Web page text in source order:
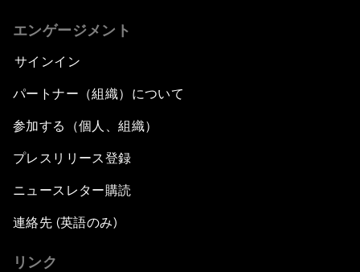
エンゲージメント
サインイン
パートナー（組織）について
参加する（個人、組織）
プレスリリース登録
ニュースレター購読
連絡先 (英語のみ)
リンク